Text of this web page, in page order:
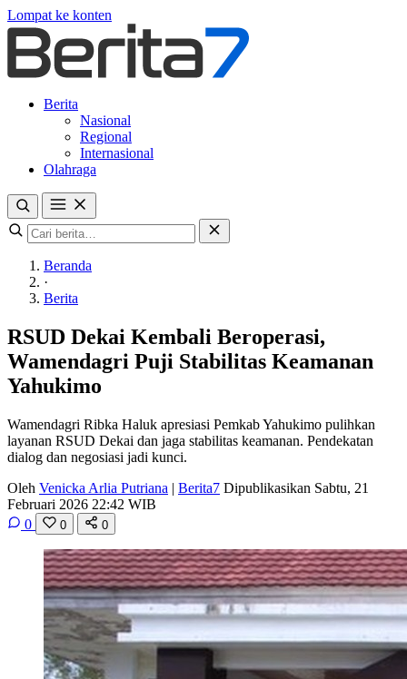
Lompat ke konten
Berita
Nasional
Regional
Internasional
Olahraga
Beranda
·
Berita
RSUD Dekai Kembali Beroperasi,
Wamendagri Puji Stabilitas Keamanan
Yahukimo
Wamendagri Ribka Haluk apresiasi Pemkab Yahukimo pulihkan
layanan RSUD Dekai dan jaga stabilitas keamanan. Pendekatan
dialog dan negosiasi jadi kunci.
Oleh Venicka Arlia Putriana | Berita7 Dipublikasikan Sabtu, 21
Februari 2026 22:42 WIB
0
0 0